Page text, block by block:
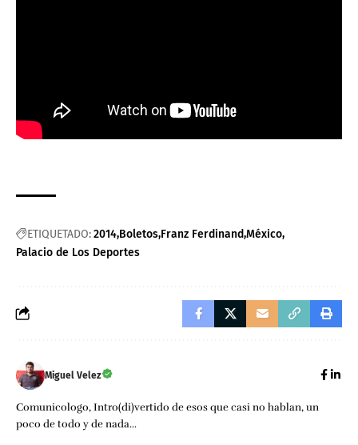
ETIQUETADO:2014 Boletos Franz Ferdinand México
Palacio de Los Deportes
Miguel Velez
Comunicologo, Intro(di)vertido de esos que casi no hablan, un
poco de todo y de nada...